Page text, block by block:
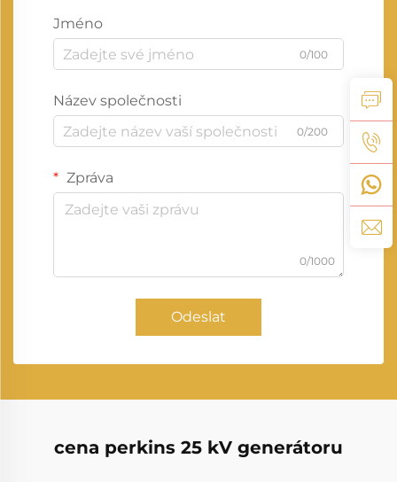
Jméno
0/100
Název společnosti
0/200
Zpráva
0/1000
Odeslat
cena perkins 25 kV generátoru